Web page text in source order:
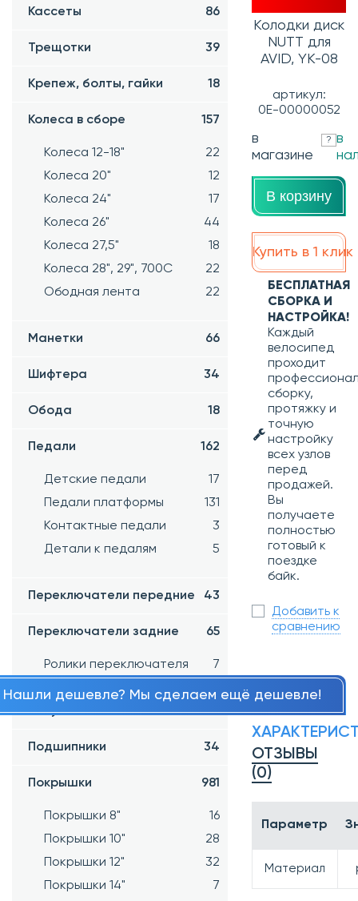
Кассеты 86
Трещотки 39
Крепеж, болты, гайки 18
Колеса в сборе 157
Колеса 12-18"
22
Колеса 20"
12
Колеса 24"
17
Колеса 26"
44
Колеса 27,5"
18
Колеса 28", 29", 700С
22
Ободная лента
22
Манетки 66
Шифтера 34
Обода 18
Педали 162
Детские педали
17
Педали платформы
131
Контактные педали
3
Детали к педалям
5
Переключатели передние 43
Переключатели задние 65
Ролики переключателя 7
Петухи 191
Подшипники 34
Покрышки 981
Покрышки 8"
16
Покрышки 10"
28
Покрышки 12"
32
Покрышки 14"
7
Колодки диск
NUTT для
AVID, YK-08
артикул:
0Е-00000052
в
магазине
? в
В корзину
Купить в 1 клик
БЕСПЛАТНАЯ
СБОРКА И
НАСТРОЙКА!
Каждый
велосипед
проходит
сборку,
протяжку и
точную
настройку
всех узлов
перед
продажей.
Вы
получаете
полностью
готовый к
поездке
байк.
Добавить к
сравнению
Нашли дешевле? Мы сделаем ещё дешевле!
ОТЗЫВЫ
(0)
Параметр
Материал